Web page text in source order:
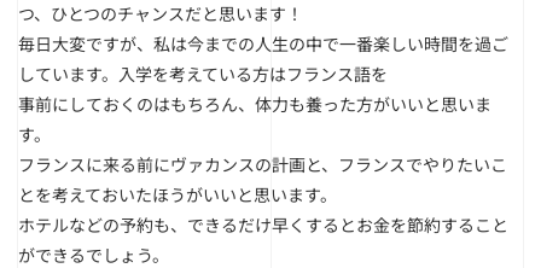
つ、ひとつのチャンスだと思います！
毎日大変ですが、私は今までの人生の中で一番楽しい時間を過ご
しています。入学を考えている方はフランス語を
事前にしておくのはもちろん、体力も養った方がいいと思いま
す。
フランスに来る前にヴァカンスの計画と、フランスでやりたいこ
とを考えておいたほうがいいと思います。
ホテルなどの予約も、できるだけ早くするとお金を節約すること
ができるでしょう。